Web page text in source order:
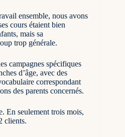
ensemble, nous avons
cours étaient bien
mais sa
trop générale.
campagnes spécifiques
d’âge, avec des
correspondant
des parents concernés.
En seulement trois mois,
clients.